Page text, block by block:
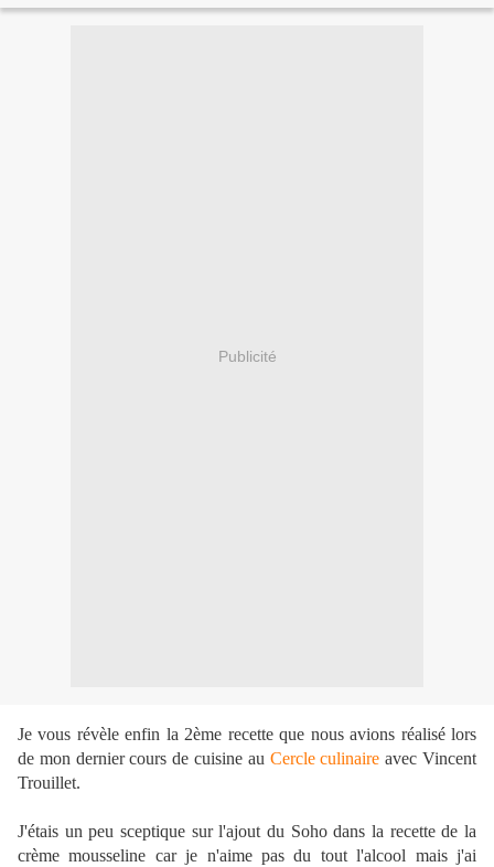
Publicité
Je vous révèle enfin la 2ème recette que nous avions réalisé lors
de mon dernier cours de cuisine au Cercle culinaire avec Vincent
Trouillet.
J'étais un peu sceptique sur l'ajout du Soho dans la recette de la
crème mousseline car je n'aime pas du tout l'alcool mais j'ai